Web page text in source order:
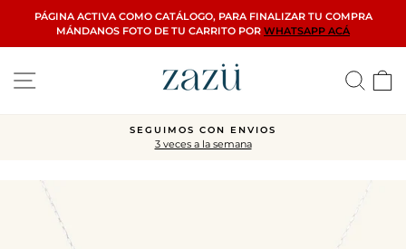
directamente
al
PÁGINA ACTIVA COMO CATÁLOGO, PARA FINALIZAR TU COMPRA
MÁNDANOS FOTO DE TU CARRITO POR WHATSAPP ACÁ
diapositivas
CIERRE FINAL
Toda la web con descuentos